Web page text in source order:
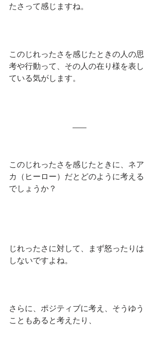
たさって感じますね。
このじれったさを感じたときの人の思
考や行動って、その人の在り様を表し
ている気がします。
このじれったさを感じたときに、ネア
カ（ヒーロー）だとどのように考える
でしょうか？
じれったさに対して、まず怒ったりは
しないですよね。
さらに、ポジティブに考え、そうゆう
こともあると考えたり、